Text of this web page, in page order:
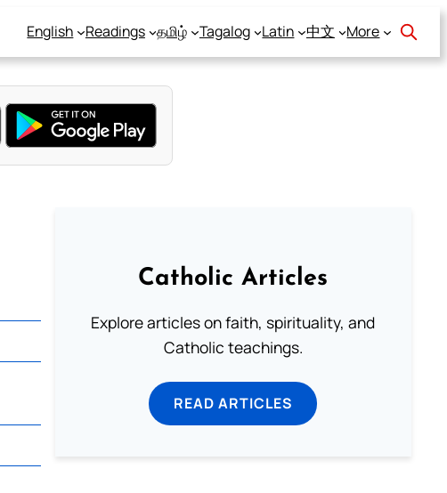
English Readings தமிழ் Tagalog Latin 中文 More
Catholic Articles
Explore articles on faith, spirituality, and
Catholic teachings.
READ ARTICLES